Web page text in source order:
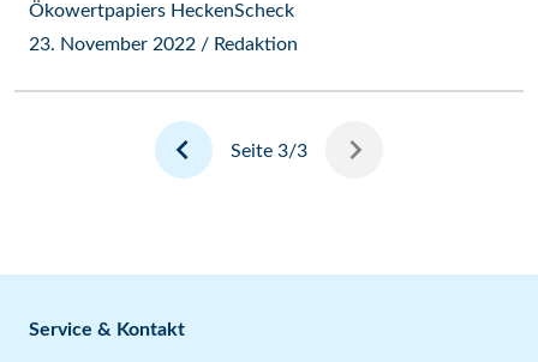
Ökowertpapiers HeckenScheck
23. November 2022 / Redaktion
Vorherige Seite
Seite 3/3
Service & Kontakt